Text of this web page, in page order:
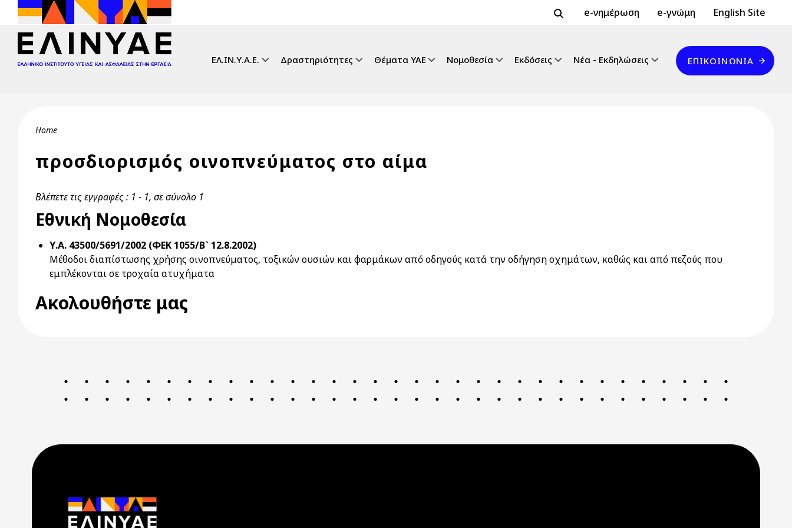
Skip to main content Header Top 2
e-νημέρωση e-γνώμη Header Top
English Site
ΕΛ.ΙΝ.Υ.Α.Ε. Δραστηριότητες Θέματα ΥΑΕ Νομοθεσία Εκδόσεις Νέα - Εκδηλώσεις
Επικοινωνία
ΕΠΙΚΟΙΝΩΝΊΑ
Breadcrumb
Home
προσδιορισμός οινοπνεύματος στο αίμα
Βλέπετε τις εγγραφές : 1 - 1, σε σύνολο 1
Εθνική Νομοθεσία
Υ.Α. 43500/5691/2002 (ΦΕΚ 1055/Β` 12.8.2002)
Μέθοδοι διαπίστωσης χρήσης οινοπνεύματος, τοξικών ουσιών και φαρμάκων από οδηγούς κατά την οδήγηση οχημάτων, καθώς και από πεζούς που
εμπλέκονται σε τροχαία ατυχήματα
Ακολουθήστε μας